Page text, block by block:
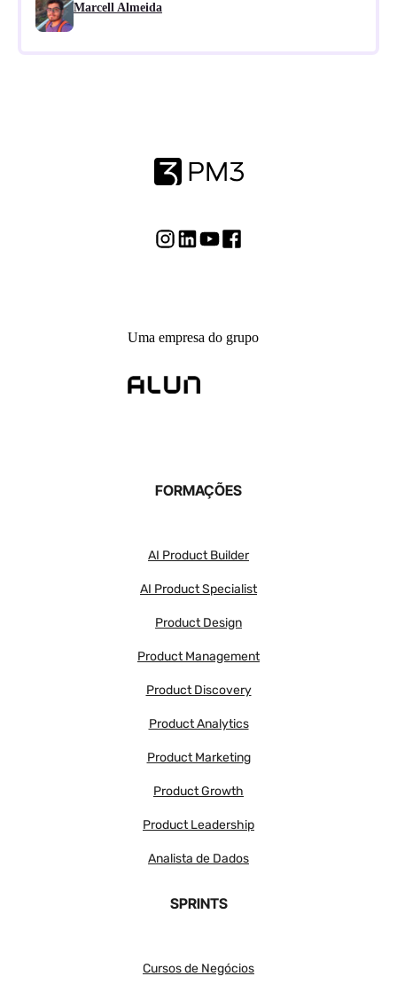
Marcell Almeida
Uma empresa do grupo
FORMAÇÕES
AI Product Builder
AI Product Specialist
Product Design
Product Management
Product Discovery
Product Analytics
Product Marketing
Product Growth
Product Leadership
Analista de Dados
SPRINTS
Cursos de Negócios